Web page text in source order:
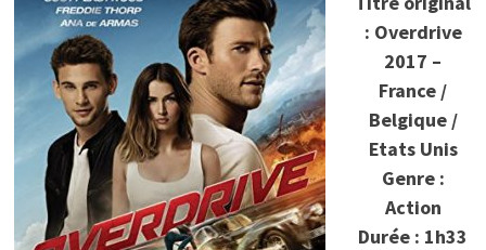
: Overdrive
2017 –
France /
Belgique /
Etats Unis
Genre :
Action
Durée : 1h33